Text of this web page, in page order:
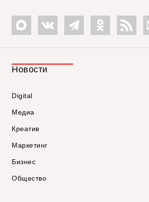
Новости
Digital
Медиа
Креатив
Маркетинг
Бизнес
Общество